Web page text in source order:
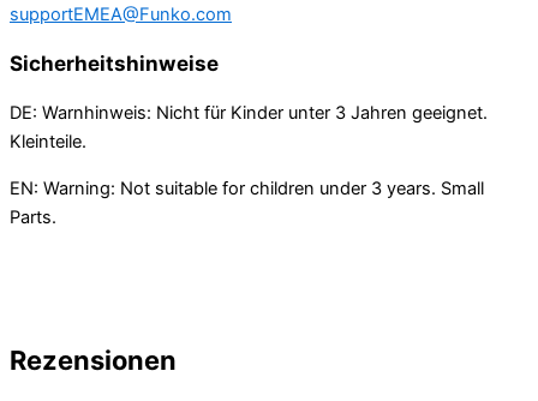
supportEMEA@Funko.com
Sicherheitshinweise
DE: Warnhinweis: Nicht für Kinder unter 3 Jahren geeignet.
Kleinteile.
EN: Warning: Not suitable for children under 3 years. Small
Parts.
Rezensionen